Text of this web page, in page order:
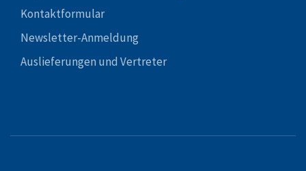
Kontaktformular
Newsletter-Anmeldung
Auslieferungen und Vertreter